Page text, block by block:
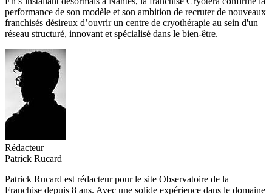
performance de son modèle et son ambition de recruter de nouveaux
franchisés désireux d’ouvrir un centre de cryothérapie au sein d'un
réseau structuré, innovant et spécialisé dans le bien-être.
Rédacteur
Patrick Rucard
Patrick Rucard est rédacteur pour le site Observatoire de la
Franchise depuis 8 ans. Avec une solide expérience dans le domaine